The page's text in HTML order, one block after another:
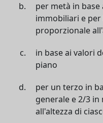
per metà in
immobiliari e
proporzionale
in base ai valori
piano
per un terzo in
generale e 2/3
all'altezza di